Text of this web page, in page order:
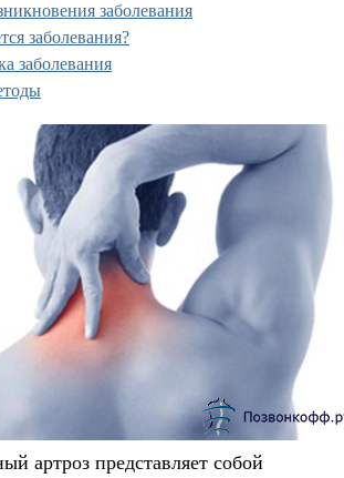
заболевания
заболевания?
заболевания
артроз представляет собой